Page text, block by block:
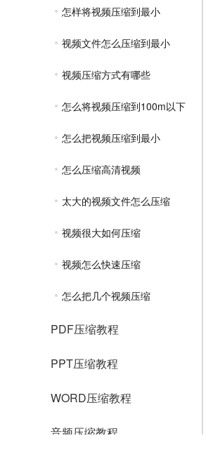
怎样将视频压缩到最小
视频文件怎么压缩到最小
视频压缩方式有哪些
怎么将视频压缩到100m以下
怎么把视频压缩到最小
怎么压缩高清视频
太大的视频文件怎么压缩
视频很大如何压缩
视频怎么快速压缩
怎么把几个视频压缩
PDF压缩教程
PPT压缩教程
WORD压缩教程
音频压缩教程